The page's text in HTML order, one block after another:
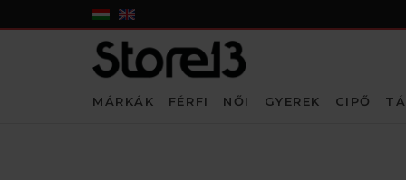
MÁRKÁK FÉRFI NŐI GYEREK CIPŐ